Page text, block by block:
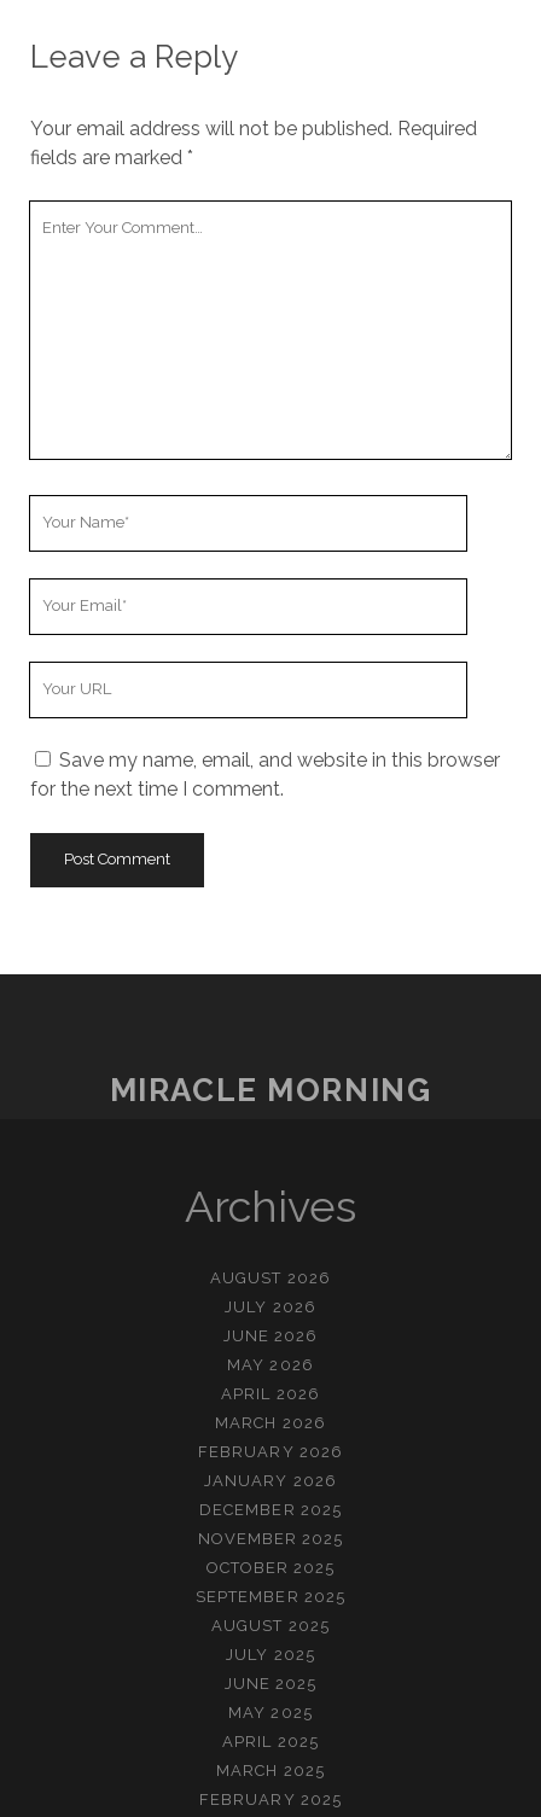
Leave a Reply
Your email address will not be published. Required
fields are marked *
Save my name, email, and website in this browser
for the next time I comment.
MIRACLE MORNING
Archives
AUGUST 2026
JULY 2026
JUNE 2026
MAY 2026
APRIL 2026
MARCH 2026
FEBRUARY 2026
JANUARY 2026
DECEMBER 2025
NOVEMBER 2025
OCTOBER 2025
SEPTEMBER 2025
AUGUST 2025
JULY 2025
JUNE 2025
MAY 2025
APRIL 2025
MARCH 2025
FEBRUARY 2025